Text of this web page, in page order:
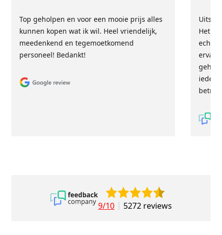
Top geholpen en voor een mooie prijs alles
kunnen kopen wat ik wil. Heel vriendelijk,
meedenkend en tegemoetkomend
personeel! Bedankt!
Het
echt
9/10 5272 reviews